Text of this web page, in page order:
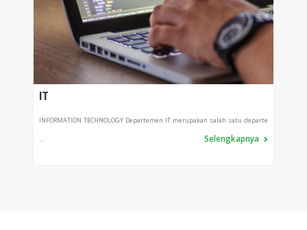
IT
INFORMATION TECHNOLOGY Departemen IT merupakan salah satu departe
... Selengkapnya